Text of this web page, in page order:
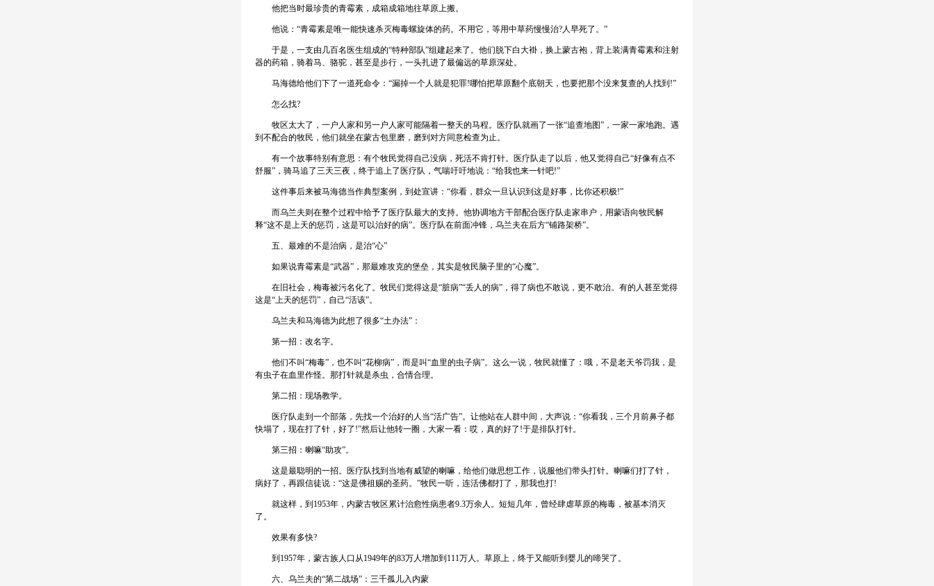
他把当时最珍贵的青霉素，成箱成箱地往草原上搬。
他说：“青霉素是唯一能快速杀灭梅毒螺旋体的药。不用它，等用中草药慢慢治?人早死了。”
于是，一支由几百名医生组成的“特种部队”组建起来了。他们脱下白大褂，换上蒙古袍，背上装满青霉素和注射
器的药箱，骑着马、骆驼，甚至是步行，一头扎进了最偏远的草原深处。
马海德给他们下了一道死命令：“漏掉一个人就是犯罪!哪怕把草原翻个底朝天，也要把那个没来复查的人找到!”
怎么找?
牧区太大了，一户人家和另一户人家可能隔着一整天的马程。医疗队就画了一张“追查地图”，一家一家地跑。遇
到不配合的牧民，他们就坐在蒙古包里磨，磨到对方同意检查为止。
有一个故事特别有意思：有个牧民觉得自己没病，死活不肯打针。医疗队走了以后，他又觉得自己“好像有点不
舒服”，骑马追了三天三夜，终于追上了医疗队，气喘吁吁地说：“给我也来一针吧!”
这件事后来被马海德当作典型案例，到处宣讲：“你看，群众一旦认识到这是好事，比你还积极!”
而乌兰夫则在整个过程中给予了医疗队最大的支持。他协调地方干部配合医疗队走家串户，用蒙语向牧民解
释“这不是上天的惩罚，这是可以治好的病”。医疗队在前面冲锋，乌兰夫在后方“铺路架桥”。
五、最难的不是治病，是治“心”
如果说青霉素是“武器”，那最难攻克的堡垒，其实是牧民脑子里的“心魔”。
在旧社会，梅毒被污名化了。牧民们觉得这是“脏病”“丢人的病”，得了病也不敢说，更不敢治。有的人甚至觉得
这是“上天的惩罚”，自己“活该”。
乌兰夫和马海德为此想了很多“土办法”：
第一招：改名字。
他们不叫“梅毒”，也不叫“花柳病”，而是叫“血里的虫子病”。这么一说，牧民就懂了：哦，不是老天爷罚我，是
有虫子在血里作怪。那打针就是杀虫，合情合理。
第二招：现场教学。
医疗队走到一个部落，先找一个治好的人当“活广告”。让他站在人群中间，大声说：“你看我，三个月前鼻子都
快塌了，现在打了针，好了!”然后让他转一圈，大家一看：哎，真的好了!于是排队打针。
第三招：喇嘛“助攻”。
这是最聪明的一招。医疗队找到当地有威望的喇嘛，给他们做思想工作，说服他们带头打针。喇嘛们打了针，
病好了，再跟信徒说：“这是佛祖赐的圣药。”牧民一听，连活佛都打了，那我也打!
就这样，到1953年，内蒙古牧区累计治愈性病患者9.3万余人。短短几年，曾经肆虐草原的梅毒，被基本消灭
了。
效果有多快?
到1957年，蒙古族人口从1949年的83万人增加到111万人。草原上，终于又能听到婴儿的啼哭了。
六、乌兰夫的“第二战场”：三千孤儿入内蒙